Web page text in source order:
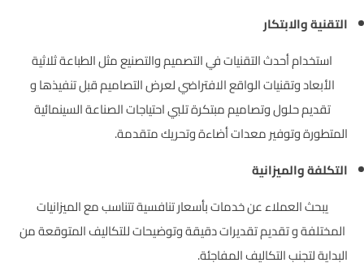
التقنية والابتكار
استخدام أحدث التقنيات في التصميم والتصنيع مثل الطباعة ثلاثية
الأبعاد وتقنيات الواقع الافتراضي لعرض التصاميم قبل تنفيذها و
تقديم حلول وتصاميم مبتكرة تلبي احتياجات الصناعة السينمائية
المتطورة وتوفير معدات أضاءة وتحريك متقدمة.
التكلفة والميزانية
يبحث العملاء عن خدمات بأسعار تنافسية تتناسب مع الميزانيات
المختلفة و تقديم تقديرات دقيقة وتوضيحات للتكاليف المتوقعة من
البداية لتجنب التكاليف المفاجئة.